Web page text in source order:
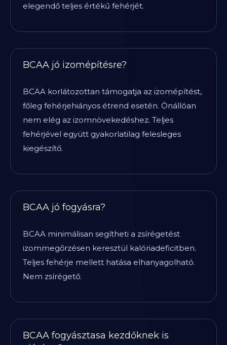
elegendő teljes értékű fehérjét.
BCAA jó izomépítésre?
BCAA korlátozottan támogatja az izomépítést,
főleg fehérjehiányos étrend esetén. Önállóan
nem elég az izomnövekedéshez. Teljes
fehérjével együtt gyakorlatilag felesleges
kiegészítő.
BCAA jó fogyásra?
BCAA minimálisan segítheti a zsírégetést
izommegőrzésen keresztül kalóriadeficitben.
Teljes fehérje mellett hatása elhanyagolható.
Nem zsírégető.
BCAA fogyásztasa kezdőknek is